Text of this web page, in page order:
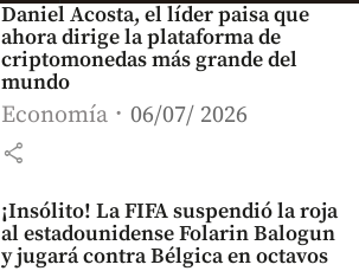
Daniel Acosta, el líder paisa que
ahora dirige la plataforma de
criptomonedas más grande del
mundo
Economía 06/07/ 2026
share
¡Insólito! La FIFA suspendió la roja
al estadounidense Folarin Balogun
y jugará contra Bélgica en octavos